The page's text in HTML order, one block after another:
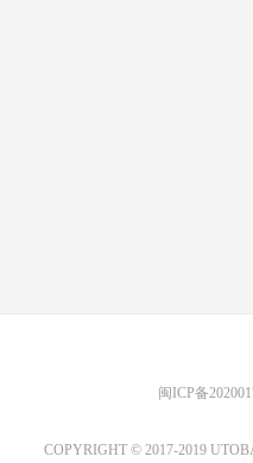
闽ICP备
COPYRIGHT © 2017-2019